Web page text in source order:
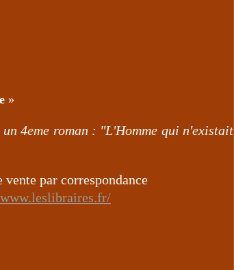
»
4eme roman : "L'Homme qui n'existait
par correspondance